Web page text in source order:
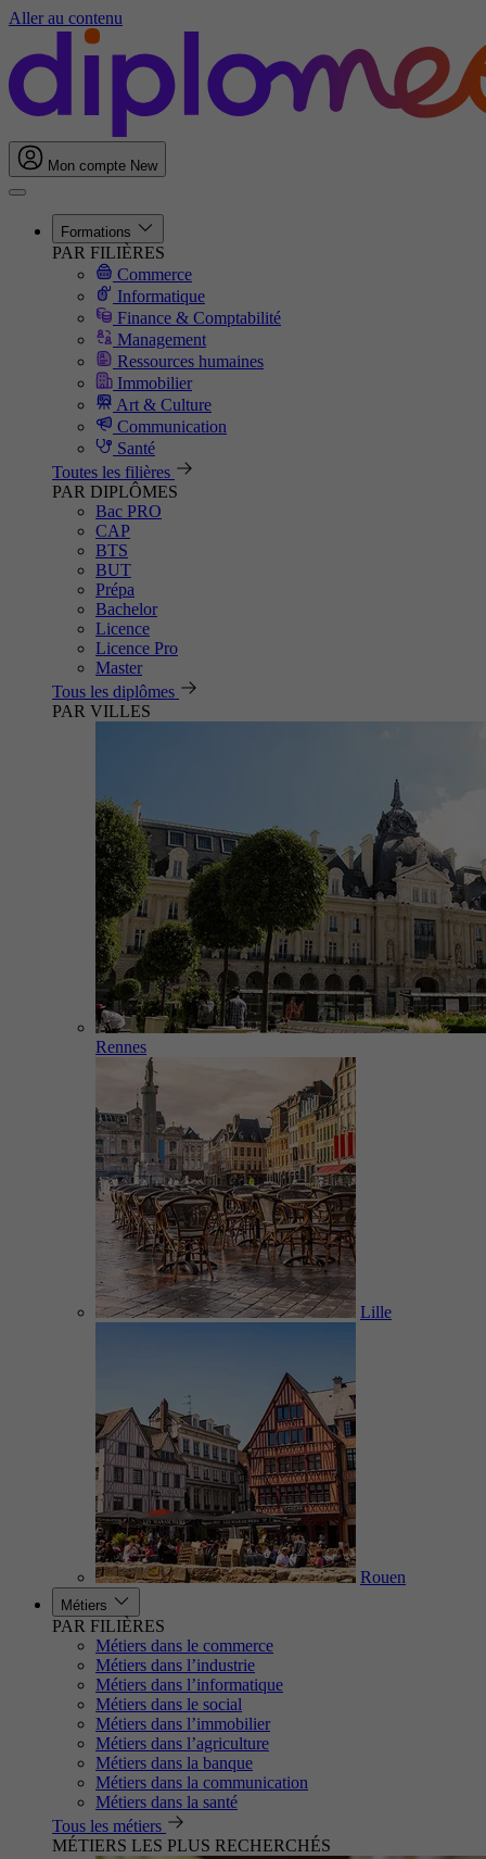
Aller au contenu
Mon compte New
Formations
PAR FILIÈRES
Commerce
Informatique
Finance & Comptabilité
Management
Ressources humaines
Immobilier
Art & Culture
Communication
Santé
Toutes les filières
PAR DIPLÔMES
Bac PRO
CAP
BTS
BUT
Prépa
Bachelor
Licence
Licence Pro
Master
Tous les diplômes
PAR VILLES
Rennes
Lille
Rouen
Métiers
PAR FILIÈRES
Métiers dans le commerce
Métiers dans l’industrie
Métiers dans l’informatique
Métiers dans le social
Métiers dans l’immobilier
Métiers dans l’agriculture
Métiers dans la banque
Métiers dans la communication
Métiers dans la santé
Tous les métiers
MÉTIERS LES PLUS RECHERCHÉS